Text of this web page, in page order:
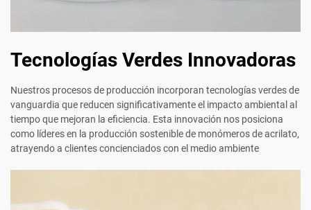
Tecnologías Verdes Innovadoras
Nuestros procesos de producción incorporan tecnologías verdes de
vanguardia que reducen significativamente el impacto ambiental al
tiempo que mejoran la eficiencia. Esta innovación nos posiciona
como líderes en la producción sostenible de monómeros de acrilato,
atrayendo a clientes concienciados con el medio ambiente